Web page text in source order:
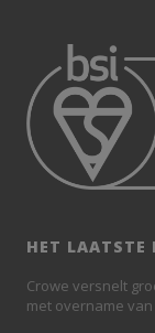
HET LAATSTE
Crowe versnelt
met overname